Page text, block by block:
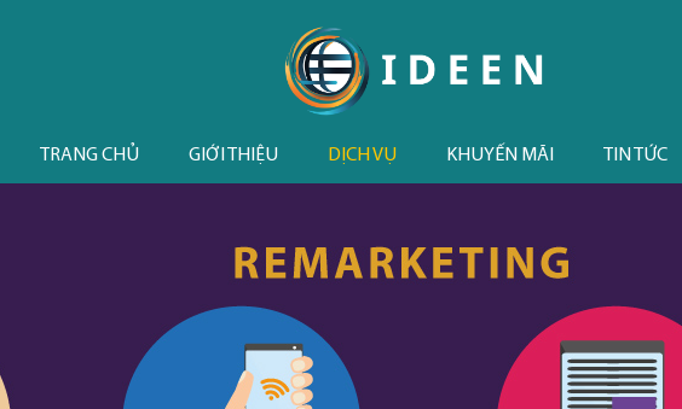
TRANG CHỦ GIỚI THIỆU DỊCH VỤ KHUYẾN MÃI TIN TỨC